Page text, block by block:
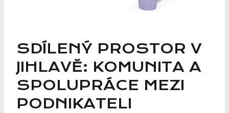
SDÍLENÝ PROSTOR V
JIHLAVĚ: KOMUNITA A
SPOLUPRÁCE MEZI
PODNIKATELI